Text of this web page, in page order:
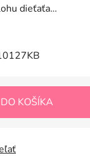
dieťaťa…
DO KOŠÍKA